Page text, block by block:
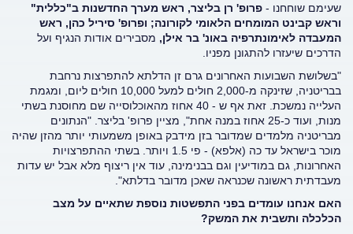
שעימם שוחחנו - פרופ' רן בליצר, ראש מערך החדשנות ב"כללית"
וראש קבינט המומחים הלאומי לקורונה; ופרופ' סיריל כהן, ראש
המעבדה לאימונתרפיה באונ' בר אילן, מסבירים אודות הנגיף ועל
הדרכים שיעזרו להתגונן מפניו.
"בשלושת השבועות האחרונים גרם זן הדלתא להתפרצות נרחבת
בבריטניה, שזינקה מ-2,000 חולים למעל 10,000 חולים ליום, ומגמת
העלייה נמשכת. זאת אף ש - 40 אחוז מהאוכלוסייה שם מחוסנת בשתי
מנות, ועוד כ-25 אחוז במנה אחת", מציין פרופ' בליצר. "הנתונים
מבריטניה מלמדים שמדובר בזן מידבק באופן משמעותי יותר מהזן שהיה
מוכר בישראל עד כה (אלפא) - פי 1.5 ויותר. בשתי ההתפרצויות
האחרונות, גם במודיעין וגם בבנימינה, עוד אין ריצוף מלא אבל יש עדות
מעבדתית ראשונה שכנראה שאכן מדובר בדלתא".
האם אנחנו עומדים בפני התפשטות נוספת שתאיים על מצב
הכלכלה ותשבית את המשק?